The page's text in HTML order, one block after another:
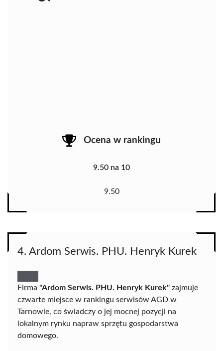
Ocena w rankingu
9.50 na 10
9.50
4. Ardom Serwis. PHU. Henryk Kurek
Firma "Ardom Serwis. PHU. Henryk Kurek" zajmuje
czwarte miejsce w rankingu serwisów AGD w
Tarnowie, co świadczy o jej mocnej pozycji na
lokalnym rynku napraw sprzętu gospodarstwa
domowego.